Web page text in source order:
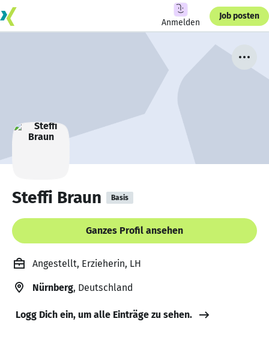
Anmelden
Job posten
Steffi Braun Basis
Ganzes Profil ansehen
Angestellt, Erzieherin, LH
Nürnberg, Deutschland
Logg Dich ein, um alle Einträge zu sehen.